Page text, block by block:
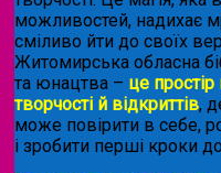
можливостей, надихає
сміливо йти до своїх
Житомирська обласна
та юнацтва – це простір
творчості й відкриттів,
може повірити в себе,
і зробити перші кроки